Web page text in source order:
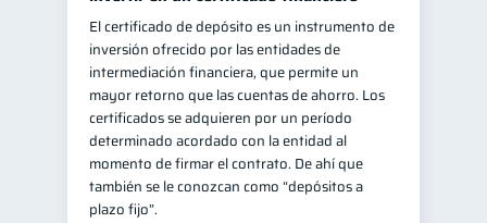
información financiera 1
El certificado de depósito es un instrumento de
inversión ofrecido por las entidades de
intermediación financiera, que permite un
mayor retorno que las cuentas de ahorro. Los
certificados se adquieren por un período
determinado acordado con la entidad al
momento de firmar el contrato. De ahí que
también se le conozcan como “depósitos a
plazo fijo”.